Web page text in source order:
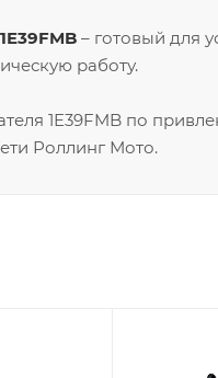
– готовый для
работу.
1E39FMB по
Роллинг Мото.